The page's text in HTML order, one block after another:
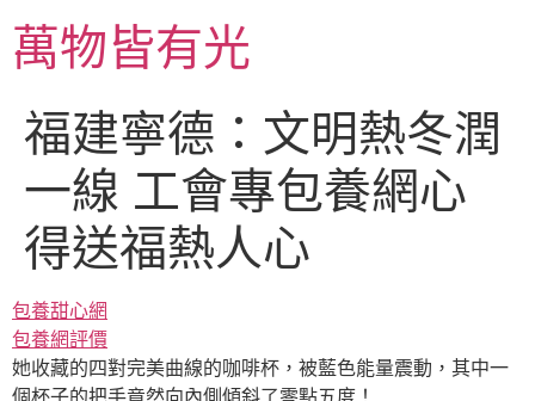
主萬物皆有光
福建寧德：文明熱冬潤
一線 工會專包養網心
得送福熱人心
包養甜心網
包養網評價
她收藏的四對完美曲線的咖啡杯，被藍色能量震動，其中一
個杯子的把手竟然向內側傾斜了零點五度！